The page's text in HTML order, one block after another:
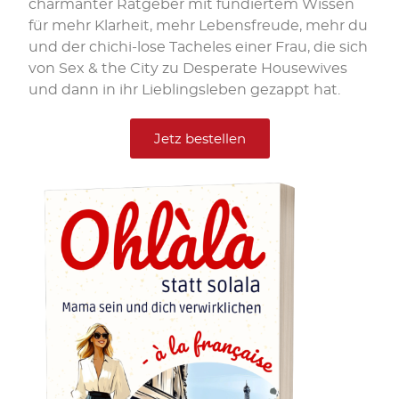
Letzte Woche gab es ja gleich 2 x café ohlàlà zum
Thema: Was sind deine Superkräfte? Für diejenigen, die
nicht dabei sein konnten oder das Thema vertiefen
möchten – à chaud sozusagen (schmiede das Eisen
solange es heiss ist… ), gibt es heute als Nachschlag 3
Methoden, mit denen du deinen Stärken auf die Schliche
kommst. 1 – Werde […]
Die magische Formel
charmanter Ratgeber mit fundiertem Wissen
für mehr Klarheit, mehr Lebensfreude, mehr du
und der chichi-lose Tacheles einer Frau, die sich
von Sex & the City zu Desperate Housewives
und dann in ihr Lieblingsleben gezappt hat.
Jetz bestellen